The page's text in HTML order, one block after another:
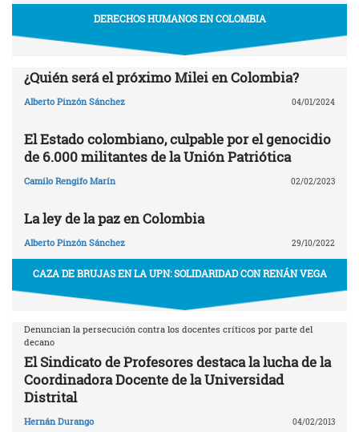
DERECHOS HUMANOS EN COLOMBIA
¿Quién será el próximo Milei en Colombia?
Alberto Pinzón Sánchez 04/01/2024
El Estado colombiano, culpable por el genocidio
de 6.000 militantes de la Unión Patriótica
Camilo Rengifo Marín 02/02/2023
La ley de la paz en Colombia
Alberto Pinzón Sánchez 29/10/2022
CAZA DE BRUJAS EN LA UPN: SOLIDARIDAD CON RENÁN VEGA
Denuncian la persecución contra los docentes críticos por parte del
decano
El Sindicato de Profesores destaca la lucha de la
Coordinadora Docente de la Universidad
Distrital
Hernán Durango 04/02/2013